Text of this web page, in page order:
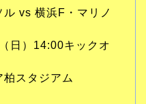
vs 横浜F・マリノ
日）14:00キックオ
スタジアム